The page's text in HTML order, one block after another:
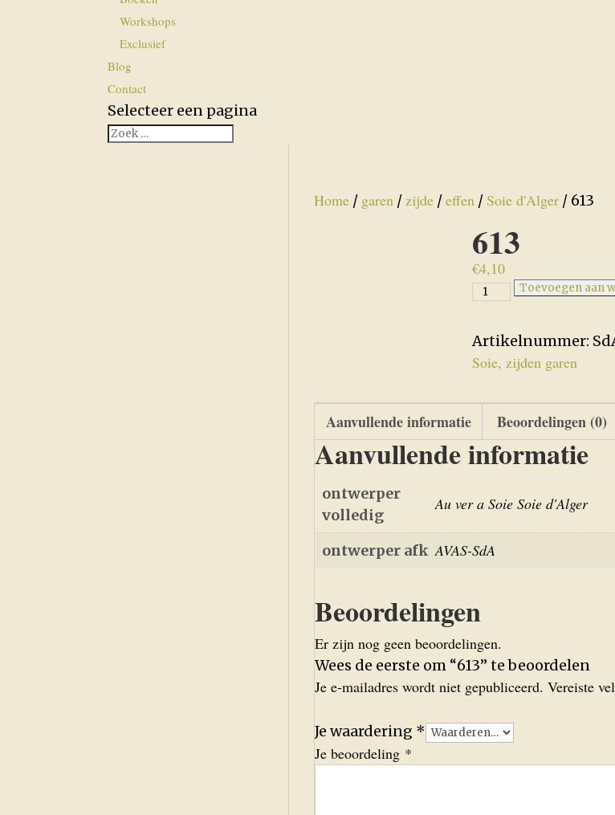
Workshops
Exclusief
Blog
Contact
Selecteer een pagina
Home / garen /zijde /effen / Soie d'Alger / 613
613
€4,10
613
Toevoegen aan
Artikelnummer:
Soie, zijden garen
Aanvullende informatie Beoordelingen (0)
Aanvullende informatie
ontwerper
volledig
Au ver a Soie Soie d'Alger
ontwerper afk AVAS-SdA
Beoordelingen
Er zijn nog geen beoordelingen.
Wees de eerste om “613” te beoordelen
Je e-mailadres wordt niet gepubliceerd. Vereiste
Je waardering *
Je beoordeling *